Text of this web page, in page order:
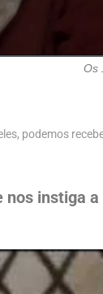
Os
podemos
nos instiga